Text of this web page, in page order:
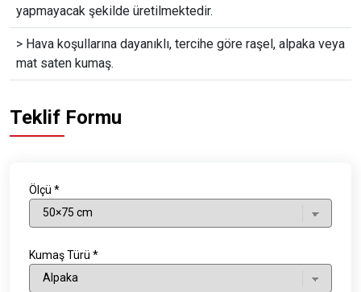
yapmayacak şekilde üretilmektedir.
> Hava koşullarına dayanıklı, tercihe göre raşel, alpaka veya
mat saten kumaş.
Teklif Formu
Ölçü *
Kumaş Türü *